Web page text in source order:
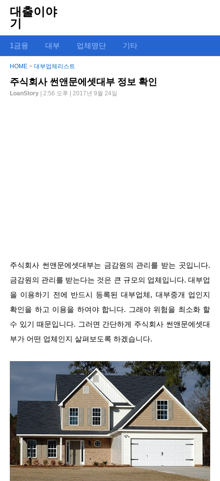
대출이야
기
1금융 대부 업체명단 기타
HOME > 대부업체리스트
주식회사 썬앤문에셋대부 정보 확인
LoanStory | 2:56 오후 | 2017년 9월 24일
주식회사 썬앤문에셋대부는 금감원의 관리를 받는 곳입니다.
금감원의 관리를 받는다는 것은 큰 규모의 업체입니다. 대부업
을 이용하기 전에 반드시 등록된 대부업체, 대부중개 업인지
확인을 하고 이용을 하여야 합니다. 그래야 위험을 최소화 할
수 있기 때문입니다. 그러면 간단하게 주식회사 썬앤문에셋대
부가 어떤 업체인지 살펴보도록 하겠습니다.